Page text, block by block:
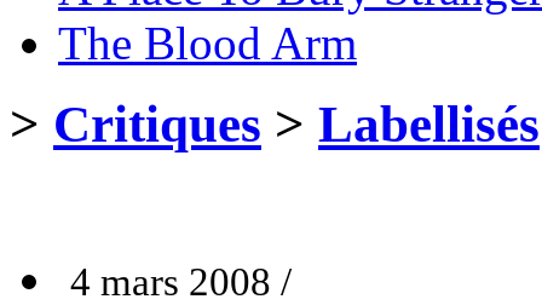
The Blood Arm
> Critiques > Labellisés
4 mars 2008 /